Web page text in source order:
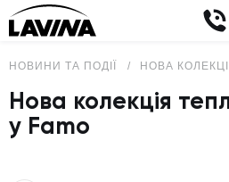
НОВИНИ ТА ПОДІЇ НОВА
Нова колекція
у Famo